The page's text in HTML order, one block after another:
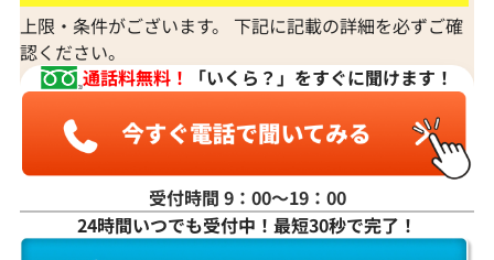
K18WG アレキサンドライト ネックレス/
ペンダントトップ 0.272ct
Pt･Pm900 アレ
モンド 0.46・
上限・条件がございます。 下記に記載の詳細を必ずご確
認ください。
通話料無料！
「いくら？」をすぐに聞けます！
受付時間 9：00〜19：00
24時間いつでも受付中！最短30秒で完了！